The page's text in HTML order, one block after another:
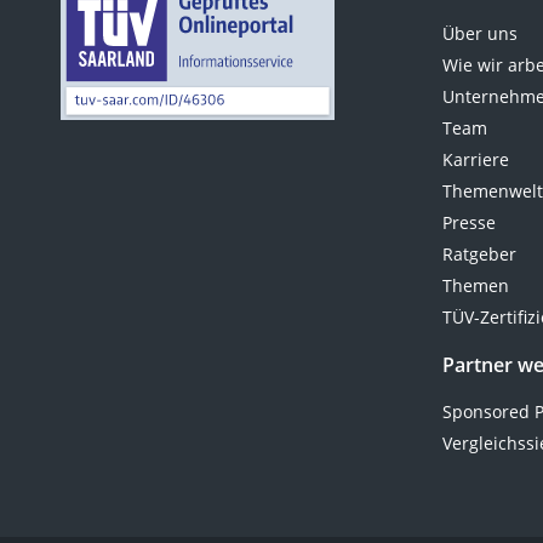
Über uns
Wie wir
Team
Karriere
Presse
Ratgeber
Themen
TÜV-
Partner
Sponsored